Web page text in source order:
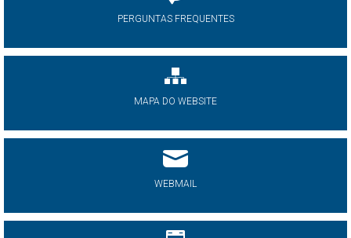
PERGUNTAS FREQUENTES
MAPA DO WEBSITE
WEBMAIL